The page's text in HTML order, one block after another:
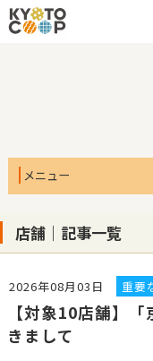
京都生協について
メニュー
店舗｜記事一覧
2026年08月03日 重要
【対象10店舗】
きまして